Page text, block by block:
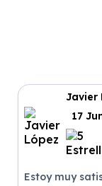
Javier
17
Estoy muy